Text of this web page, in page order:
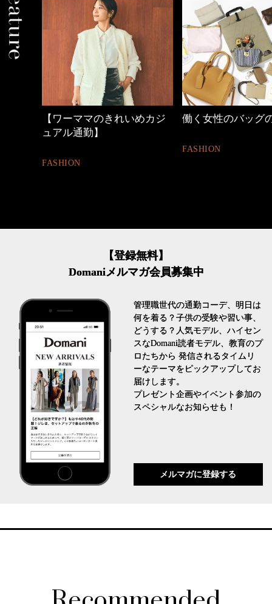
【ワーママのきれいめカジ
ュアル通勤】
FASHION
働く女性のバッグ
FASHION
【登録無料】
Domaniメルマガ会員募集中
管理職世代の通勤コーデ、明日は
何を着る？子供の受験や習い事、
どうする？人気モデル、ハイセン
スなDomani読者モデル、教育のプ
ロたちから 発信されるタイムリ
ーなテーマをピックアップしてお
届けします。
プレゼント企画やイベント参加の
スペシャルなお知らせも！
メルマガに登録する